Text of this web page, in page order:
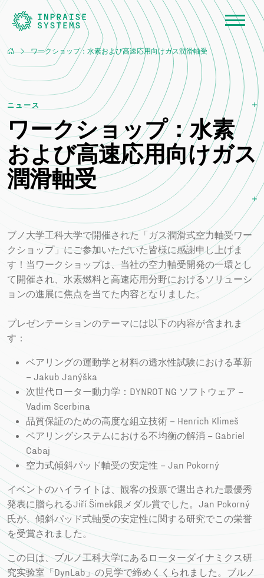
ワークショップ：水素および高速応用向けガス潤滑軸受
ニュース
ワークショップ：水素
および高速応用向けガス
潤滑軸受
ブノ大学工科大学で開催された「ガス潤滑式空力軸受ワー
クショップ」にご参加いただいた皆様に感謝申し上げま
す！当ワークショップは、当社の空力軸受開発の一環とし
て開催され、水素燃料と高速応用分野におけるソリューシ
ョンの進展に焦点を当てた内容となりました。
プレゼンテーションのテーマには以下の内容が含まれま
す：
ベアリングの運動学と材料の透水性試験における革新
– Jakub Janýška
次世代ローター動力学：DYNROT NG ソフトウェア –
Vadim Scerbina
品質保証のための高度な組立技術 – Henrich Klimeš
ベアリングシステムにおける不均衡の解消 – Gabriel
Cabaj
空力式傾斜パッド軸受の安定性 – Jan Pokorný
イベントのハイライトは、観客の投票で選出された最優秀
発表に贈られるJiří Šimek銀メダル賞でした。Jan Pokorný
氏が、傾斜パッド式軸受の安定性に関する研究でこの栄誉
を受賞されました。
この日は、ブルノ工科大学にあるローターダイナミクス研
究实验室「DynLab」の見学で締めくくられました。ブルノ